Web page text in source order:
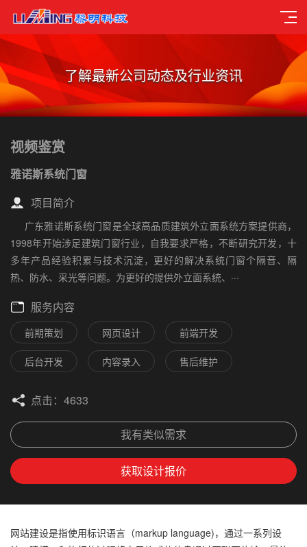
了解最新公司动态及行业资讯
视频鉴赏
雅诺斯系统门窗
项目简介
广东雅诺斯系统门窗是全球高品质建筑外立面系统方案提供商，
1998年开始涉足建筑门窗行业，自我要求严格，不断研究开发，十
多年产品经验积累与技术沉淀，更好的解决系统门窗个隔音、隔
热、防水、采光等问题。为更好的提供外立面系统、···
服务内容
前期策划 网页设计 前端开发
后台开发 内容录入 售后维护
点击：4633
我有类似需求
获取设计报价
网站建设是指使用标识语言（markup language)，通过一系列设